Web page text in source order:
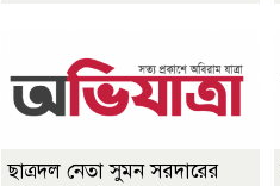
ছাত্রদল নেতা সুমন সরদারের